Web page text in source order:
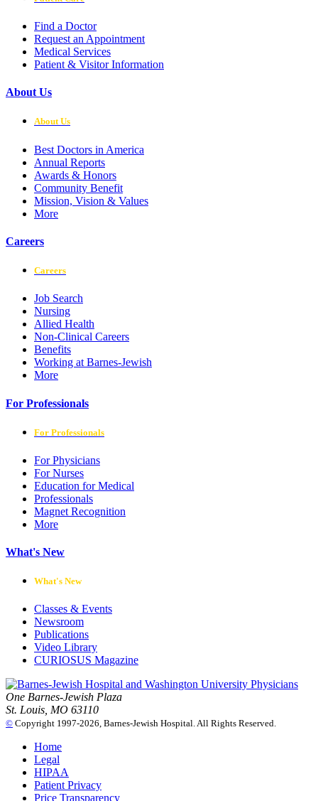
Find a Doctor
Request an Appointment
Medical Services
Patient & Visitor Information
About Us
About Us
Best Doctors in America
Annual Reports
Awards & Honors
Community Benefit
Mission, Vision & Values
More
Careers
Careers
Job Search
Nursing
Allied Health
Non-Clinical Careers
Benefits
Working at Barnes-Jewish
More
For Professionals
For Professionals
For Physicians
For Nurses
Education for Medical
Professionals
Magnet Recognition
More
What's New
What's New
Classes & Events
Newsroom
Publications
Video Library
CURIOSUS Magazine
One Barnes-Jewish Plaza
St. Louis, MO 63110
© Copyright 1997-2026, Barnes-Jewish Hospital. All Rights Reserved.
Home
Legal
HIPAA
Patient Privacy
Price Transparency